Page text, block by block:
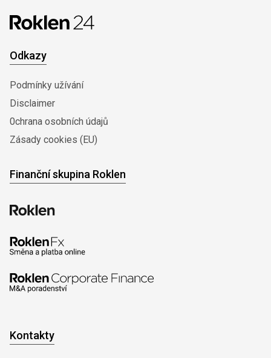
Odkazy
Podmínky užívání
Disclaimer
0chrana osobních údajů
Zásady cookies (EU)
Finanční skupina Roklen
Kontakty